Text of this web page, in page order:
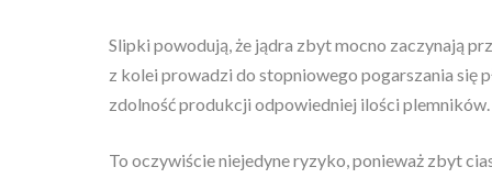
Slipki powodują, że jądra zbyt mocno zaczynają
z kolei prowadzi do stopniowego pogarszania się
zdolność produkcji odpowiedniej ilości plemników.
To oczywiście niejedyne ryzyko, ponieważ zbyt